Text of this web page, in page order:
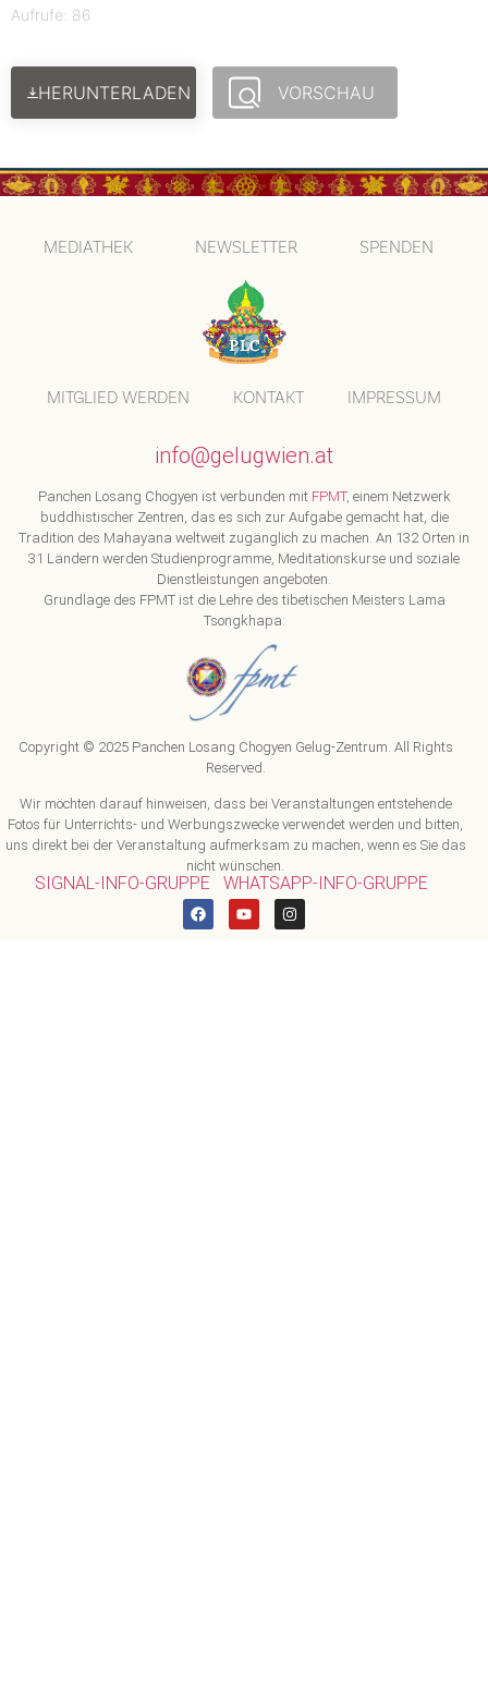
Aufrufe: 86
HERUNTERLADEN VORSCHAU
MEDIATHEK NEWSLETTER SPENDEN
MITGLIED WERDEN KONTAKT IMPRESSUM
info@gelugwien.at
Panchen Losang Chogyen ist verbunden mit FPMT, einem Netzwerk
buddhistischer Zentren, das es sich zur Aufgabe gemacht hat, die
Tradition des Mahayana weltweit zugänglich zu machen. An 132 Orten in
31 Ländern werden Studienprogramme, Meditationskurse und soziale
Dienstleistungen angeboten.
Grundlage des FPMT ist die Lehre des tibetischen Meisters Lama
Tsongkhapa:
Copyright © 2025 Panchen Losang Chogyen Gelug-Zentrum. All Rights
Reserved.
Wir möchten darauf hinweisen, dass bei Veranstaltungen entstehende
Fotos für Unterrichts- und Werbungszwecke verwendet werden und bitten,
uns direkt bei der Veranstaltung aufmerksam zu machen, wenn es Sie das
nicht wünschen.
SIGNAL-INFO-GRUPPE WHATSAPP-INFO-GRUPPE